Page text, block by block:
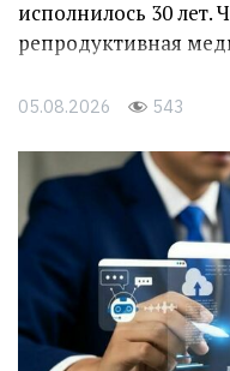
исполнилось 30 лет.
репродуктивная
05.08.2026 543